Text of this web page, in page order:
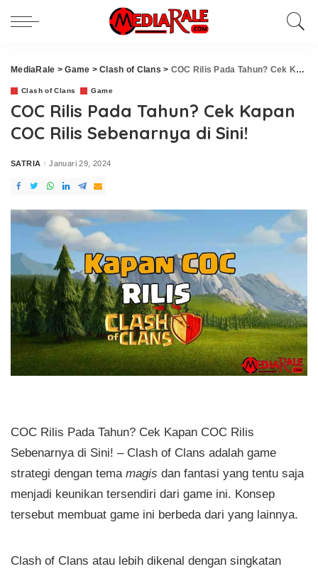
MediaRale >Game >Clash of Clans > COC Rilis Pada Tahun? Cek Kapan COC Rilis Sebenarnya di Sini!
Clash of Clans Game
COC Rilis Pada Tahun? Cek Kapan
COC Rilis Sebenarnya di Sini!
Posted
SATRIA Januari 29, 2024
COC Rilis Pada Tahun? Cek Kapan COC Rilis
Sebenarnya di Sini! – Clash of Clans adalah game
strategi dengan tema magis dan fantasi yang tentu saja
menjadi keunikan tersendiri dari game ini. Konsep
tersebut membuat game ini berbeda dari yang lainnya.
Clash of Clans atau lebih dikenal dengan singkatan